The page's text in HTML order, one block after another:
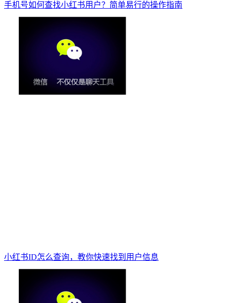
手机号如何查找小红书用户？简单易行的操作指南
小红书ID怎么查询，教你快速找到用户信息